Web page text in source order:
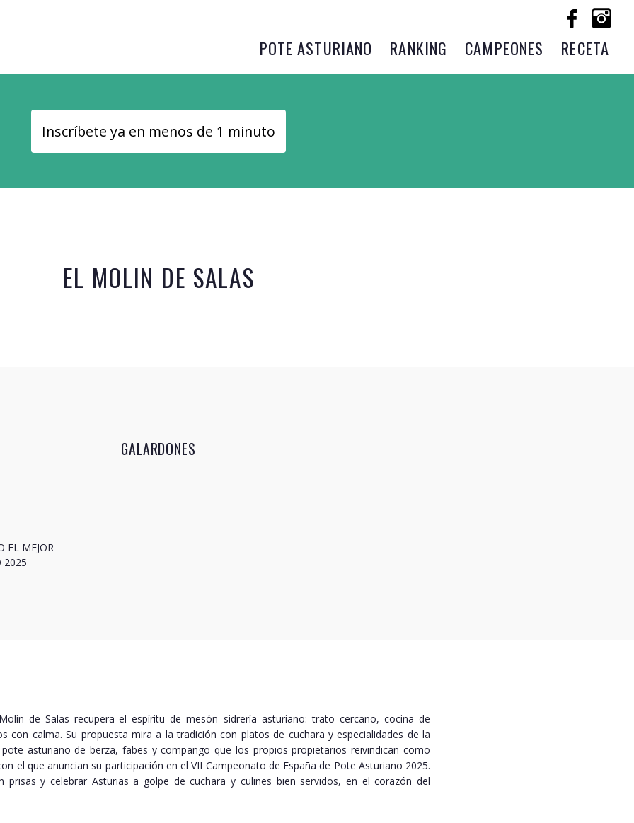
POTE ASTURIANO RANKING CAMPEONES RECETA
Inscríbete ya en menos de 1 minuto
EL MOLIN DE SALAS
GALARDONES
EL MEJOR
2025
de Salas recupera el espíritu de mesón–sidrería asturiano: trato cercano, cocina de
con calma. Su propuesta mira a la tradición con platos de cuchara y especialidades de la
asturiano de berza, fabes y compango que los propios propietarios reivindican como
el que anuncian su participación en el VII Campeonato de España de Pote Asturiano 2025.
prisas y celebrar Asturias a golpe de cuchara y culines bien servidos, en el corazón del